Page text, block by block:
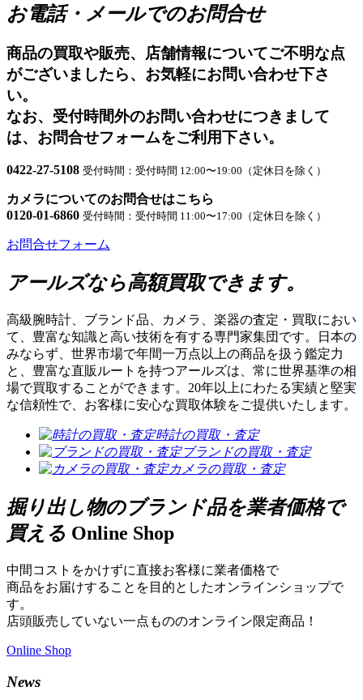
ナ
ビ
ゲ
ー
シ
ョ
ン
お電話・メールでのお問合せ
商品の買取や販売、店舗情報についてご不明な点
がございましたら、お気軽にお問い合わせ下さ
い。
なお、受付時間外のお問い合わせにつきまして
は、お問合せフォームをご利用下さい。
0422-27-5108 受付時間：受付時間 12:00〜19:00（定休日を除く）
カメラについてのお問合せはこちら
0120-01-6860 受付時間：受付時間 11:00〜17:00（定休日を除く）
お問合せフォーム
アールズなら高額買取できます。
高級腕時計、ブランド品、カメラ、楽器の査定・買取におい
て、豊富な知識と高い技術を有する専門家集団です。日本の
みならず、世界市場で年間一万点以上の商品を扱う鑑定力
と、豊富な直販ルートを持つアールズは、常に世界基準の相
場で買取することができます。20年以上にわたる実績と堅実
な信頼性で、お客様に安心な買取体験をご提供いたします。
時計の買取・査定
ブランドの買取・査定
カメラの買取・査定
掘り出し物のブランド品を業者価格で
買える Online Shop
中間コストをかけずに直接お客様に業者価格で
商品をお届けすることを目的としたオンラインショップで
す。
店頭販売していない一点もののオンライン限定商品！
Online Shop
News